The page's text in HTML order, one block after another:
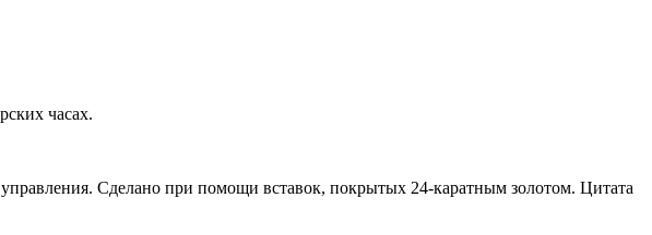
часах.
Сделано при помощи вставок, покрытых 24-каратным золотом. Цитата